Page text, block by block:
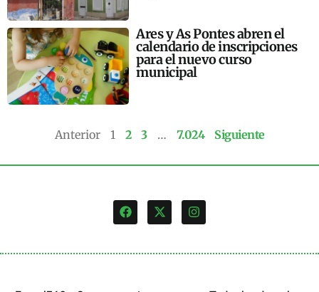
Ares y As Pontes abren el
calendario de inscripciones
para el nuevo curso
municipal
Anterior 1 2 3 … 7.024 Siguiente